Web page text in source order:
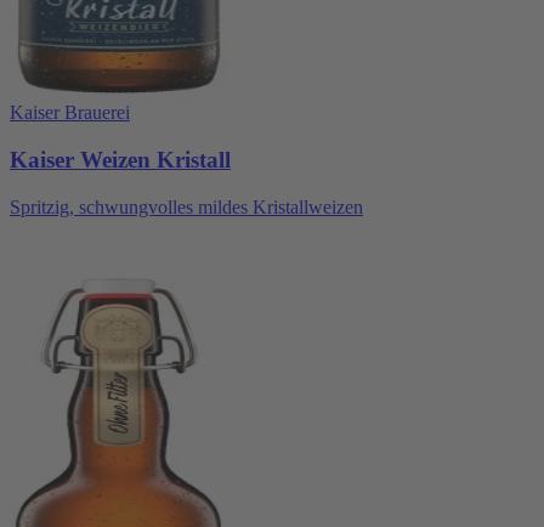
Kaiser Brauerei
Kaiser Weizen Kristall
Spritzig, schwungvolles mildes Kristallweizen